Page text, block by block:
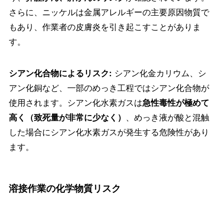
さらに、ニッケルは金属アレルギーの主要原因物質で
もあり、作業者の皮膚炎を引き起こすことがありま
す。
シアン化合物によるリスク: シアン化金カリウム、シ
アン化銅など、一部のめっき工程ではシアン化合物が
使用されます。シアン化水素ガスは急性毒性が極めて
高く（致死量が非常に少なく） 、めっき液が酸と混触
した場合にシアン化水素ガスが発生する危険性があり
ます。
溶接作業の化学物質リスク